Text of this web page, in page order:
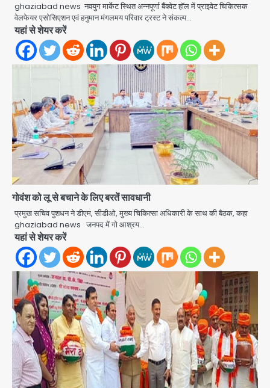
ghaziabad news नवयुग मार्केट स्थित अन्नपूर्णा बैंक्वेट हॉल में प्राइवेट चिकित्सक
वेलफेयर एसोसिएशन एवं हनुमान मंगलमय परिवार ट्रस्ट ने संकल्प…
यहां से शेयर करें
गोवंश को लू से बचाने के लिए बरतें सावधानी
प्रमुख सचिव पुशधन ने डीएम, सीडीओ, मुख्य चिकित्सा अधिकारी के साथ की बैठक, कहा
ghaziabad news जनपद में गो आश्रय…
यहां से शेयर करें
2
Jeff Bezos Liverpool stake
deal: अमेजन फाउंडर और एडुआर्डो सावेरिन
Avinash Kumar
3
Student protest in Ranchi: छात्र
पुलिस से भिड़े, आंसू गैस और वाटर कैनन का
इस्तेमाल
Avinash Kumar
4
JP Greens Cosmos Society:
सुविधाओं के लिए संघर्ष कर रहे निवासी, गिरता
प्लास्टर और कमजोर सुरक्षा बनी बड़ी चुनौती
Avinash Kumar